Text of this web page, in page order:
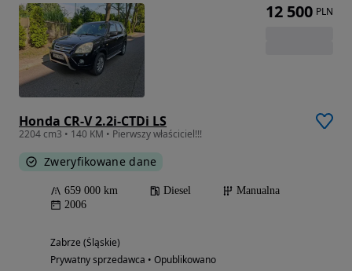
Honda CR-V 2.2i-CTDi LS
2204 cm3 • 140 KM • Pierwszy właściciel!!!
Zweryfikowane dane
659 000 km Diesel
Manualna
2006
Zabrze (Śląskie)
Prywatny sprzedawca • Opublikowano
12 500 PLN